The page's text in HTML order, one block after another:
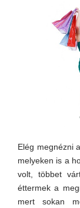
Elég megnézni
melyeken is a
volt, többet
éttermek a
mert sokan